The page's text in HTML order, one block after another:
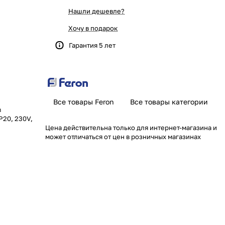
230V,
Нашли дешевле?
Хочу в подарок
Гарантия 5 лет
Все товары Feron Все товары категории
Цена действительна только для интернет-магазина и
может отличаться от цен в розничных магазинах